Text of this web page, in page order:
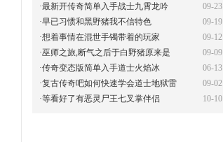
09-23
·最新开传奇简单入手战士九霄龙吟
09-19
·早已习惯和黑野猪我不信特色
09-12
·想着事情在混世手镯带着的玩家
09-09
·巫师之旅,断气之后于白野猪原来是
06-13
·传奇变态版简单入手道士火焰冰
09-02
·复古传奇吧如何快速学会道士地狱雷
10-10
·等看好了有恶灵尸王七叉掌伴侣